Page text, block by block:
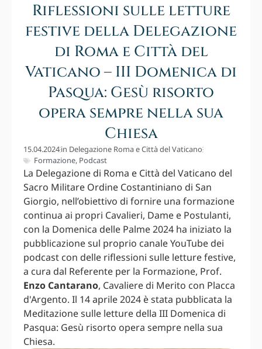
Riflessioni sulle letture
festive della Delegazione
di Roma e Città del
Vaticano – III Domenica di
Pasqua: Gesù risorto
opera sempre nella sua
Chiesa
15.04.2024in Delegazione Roma e Città del Vaticano
Formazione, Podcast
La Delegazione di Roma e Città del Vaticano del
Sacro Militare Ordine Costantiniano di San
Giorgio, nell’obiettivo di fornire una formazione
continua ai propri Cavalieri, Dame e Postulanti,
con la Domenica delle Palme 2024 ha iniziato la
pubblicazione sul proprio canale YouTube dei
podcast con delle riflessioni sulle letture festive,
a cura dal Referente per la Formazione, Prof.
Enzo Cantarano, Cavaliere di Merito con Placca
d'Argento. Il 14 aprile 2024 è stata pubblicata la
Meditazione sulle letture della III Domenica di
Pasqua: Gesù risorto opera sempre nella sua
Chiesa.